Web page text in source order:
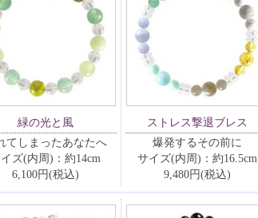
緑の光と風
てしまったあなたへ
ズ(内周)：約14cm
6,100円(税込)
ストレス撃退ブレス
爆発するその前に
サイズ(内周)：約16.5cm
9,480円(税込)